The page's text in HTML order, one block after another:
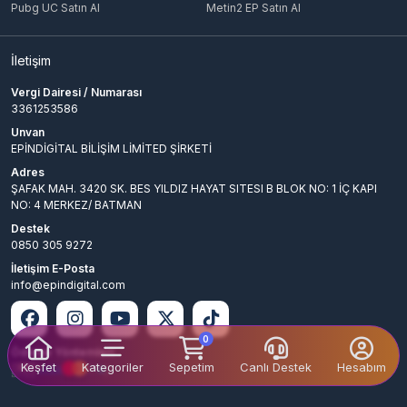
Wartune Ultra'da başarılı bir oyuncu olmak ve rakiplerinizin önüne
üzerinden güvenilir bir şekilde elmas satın alarak oyun
deneyiminizi zenginleştirebilir ve hızlı bir şekilde ilerleyebilirsiniz.
Farklı paket seçenekleri ve uygun fiyatlarla sunulan elmaslar
sayesinde, ihtiyaçlarınıza en uygun olanı seçerek avantaj elde
edebilirsiniz.
Keşfet Kategoriler
0
Sepetim Canlı Destek Hesabım
Pubg UC Satın Al
Metin2 EP Satın Al
İletişim
Vergi Dairesi / Numarası
3361253586
Unvan
EPİNDİGİTAL BİLİŞİM LİMİTED ŞİRKETİ
Adres
ŞAFAK MAH. 3420 SK. BES YILDIZ HAYAT SITESI B BLOK NO: 1 İÇ KAPI
NO: 4 MERKEZ/ BATMAN
Destek
0850 305 9272
İletişim E-Posta
info@epindigital.com
Ödeme Yöntemleri